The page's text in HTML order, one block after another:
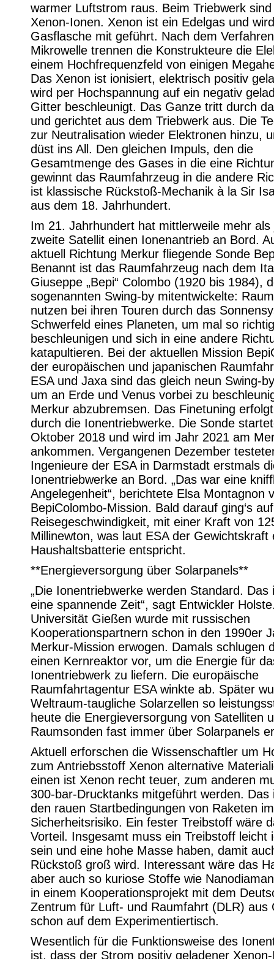
warmer Luftstrom raus. Beim Triebwerk
Xenon-Ionen. Xenon ist ein Edelgas und
Gasflasche mit geführt. Nach dem
Mikrowelle trennen die Konstrukteure die
einem Hochfrequenzfeld von einigen
Das Xenon ist ionisiert, elektrisch positiv
wird per Hochspannung auf ein negativ
Gitter beschleunigt. Das Ganze tritt durch
und gerichtet aus dem Triebwerk aus. Die
zur Neutralisation wieder Elektronen hinzu,
düst ins All. Den gleichen Impuls, den die
Gesamtmenge des Gases in die eine
gewinnt das Raumfahrzeug in die andere
ist klassische Rückstoß-Mechanik à la Sir
aus dem 18. Jahrhundert.
Im 21. Jahrhundert hat mittlerweile mehr als
zweite Satellit einen Ionenantrieb an Bord.
aktuell Richtung Merkur fliegende Sonde
Benannt ist das Raumfahrzeug nach dem
Giuseppe „Bepi“ Colombo (1920 bis 1984),
sogenannten Swing-by mitentwickelte:
nutzen bei ihren Touren durch das
Schwerfeld eines Planeten, um mal so
beschleunigen und sich in eine andere
katapultieren. Bei der aktuellen Mission
der europäischen und japanischen
ESA und Jaxa sind das gleich neun Swing-
um an Erde und Venus vorbei zu
Merkur abzubremsen. Das Finetuning
durch die Ionentriebwerke. Die Sonde
Oktober 2018 und wird im Jahr 2021 am
ankommen. Vergangenen Dezember
Ingenieure der ESA in Darmstadt erstmals
Ionentriebwerke an Bord. „Das war eine
Angelegenheit“, berichtete Elsa Montagnon
BepiColombo-Mission. Bald darauf ging‘s auf
Reisegeschwindigkeit, mit einer Kraft von
Millinewton, was laut ESA der Gewichtskraft
Haushaltsbatterie entspricht.
**Energieversorgung über Solarpanels**
„Die Ionentriebwerke werden Standard. Das
eine spannende Zeit“, sagt Entwickler
Universität Gießen wurde mit russischen
Kooperationspartnern schon in den 1990er
Merkur-Mission erwogen. Damals schlugen
einen Kernreaktor vor, um die Energie für
Ionentriebwerk zu liefern. Die europäische
Raumfahrtagentur ESA winkte ab. Später
Weltraum-taugliche Solarzellen so
heute die Energieversorgung von Satelliten
Raumsonden fast immer über Solarpanels
Aktuell erforschen die Wissenschaftler um
zum Antriebsstoff Xenon alternative
einen ist Xenon recht teuer, zum anderen
300-bar-Drucktanks mitgeführt werden. Das
den rauen Startbedingungen von Raketen
Sicherheitsrisiko. Ein fester Treibstoff wäre
Vorteil. Insgesamt muss ein Treibstoff leicht
sein und eine hohe Masse haben, damit
Rückstoß groß wird. Interessant wäre das
aber auch so kuriose Stoffe wie
in einem Kooperationsprojekt mit dem
Zentrum für Luft- und Raumfahrt (DLR) aus
schon auf dem Experimentiertisch.
Wesentlich für die Funktionsweise des
ist, dass der Strom positiv geladener